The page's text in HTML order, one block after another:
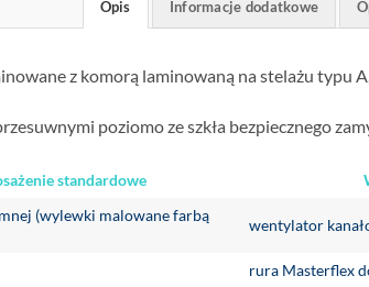
Opis Informacje dodatkowe
z komorą laminowaną na stelażu typu
poziomo ze szkła bezpiecznego
standardowe
(wylewki malowane farbą
wentylator
rura Masterflex